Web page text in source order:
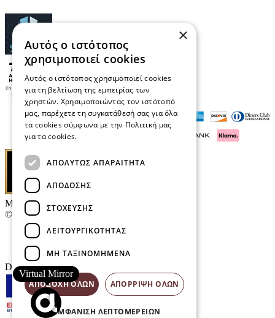
Μαρκάκης Οπτικά
© 2026
Επικοινωνία
E-Volution Awards
Designed & developed by
Virtual Mirror
×
Αυτός ο ιστότοπος
χρησιμοποιεί cookies
Αυτός ο ιστότοπος χρησιμοποιεί cookies
για τη βελτίωση της εμπειρίας των
χρηστών. Χρησιμοποιώντας τον ιστότοπό
μας, παρέχετε τη συγκατάθεσή σας για όλα
τα cookies σύμφωνα με την Πολιτική μας
για τα cookies.
ΑΠΟΛΎΤΩΣ ΑΠΑΡΑΊΤΗΤΑ
ΑΠΌΔΟΣΗΣ
ΣΤΌΧΕΥΣΗΣ
ΛΕΙΤΟΥΡΓΙΚΌΤΗΤΑΣ
ΜΗ ΤΑΞΙΝΟΜΗΜΈΝΑ
ΑΠΟΔΟΧΉ ΌΛΩΝ ΑΠΌΡΡΙΨΗ ΌΛΩΝ
ΕΜΦΆΝΙΣΗ ΛΕΠΤΟΜΕΡΕΙΏΝ